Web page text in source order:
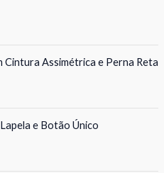
Cintura Assimétrica e Perna Reta
e Botão Único